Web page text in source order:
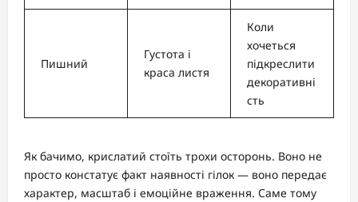
Пишний
Густота і
краса листя
Коли
хочеться
підкреслити
декоративні
сть
Як бачимо, крислатий стоїть трохи осторонь. Воно не
просто констатує факт наявності гілок — воно передає
характер, масштаб і емоційне враження. Саме тому